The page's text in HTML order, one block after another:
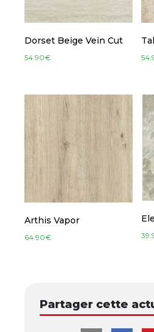
Dorset Beige Vein Cut
54.90€
Arthis Vapor
64.90€
Partager cette